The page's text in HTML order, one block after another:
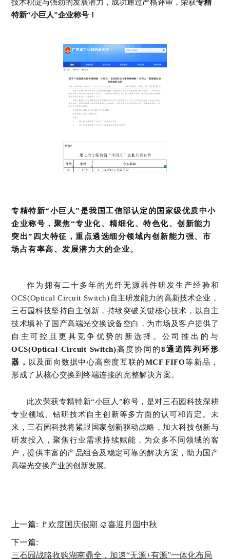
技术积淀与强劲的发展潜力，成功通过严格评审，荣获专精
特新“小巨人”企业称号！
专精特新“小巨人”是我国工信部认定的国家级优质中小
企业称号，聚焦“专业化、精细化、特色化、创新能力
突出”四大特征，重点遴选细分领域内创新能力强、市
场占有率高、发展潜力大的企业。
作为拥有二十多年的光纤无源器件研发生产经验和
OCS(Optical Circuit Switch)自主研发能力的高新技术企业，
三石园科技坚持自主创新，持续突破关键核心技术，以自主
技术填补了国产高端光交换设备空白，为市场及客户提供了
自主可控且更具竞争优势的新选择。公司推出的与
OCS(Optical Circuit Switch)高度协同的8通道阵列环形
器， 以及面向数据中心高密度互联的MCF FIFO等新品，
形成了从核心交换到终端连接的完整解决方案。
此次荣获专精特新“小巨人”称号，是对三石园科技深耕
专业领域、钻研技术自主创新等多方面的认可和肯定。未
来，三石园科技将紧跟国家创新驱动战略，加大科技创新与
研发投入，聚焦行业需求持续赋能，为众多不同领域的客
户，提供丰富的产品组合及稳定可靠的解决方案，助力国产
高端光交换产业的创新发展。
上一篇: 🚩欢度国庆假期 🥮喜迎月圆中秋
下一篇:
三石园战略收购湖南鼎全，加速“无源+有源”一体化布局